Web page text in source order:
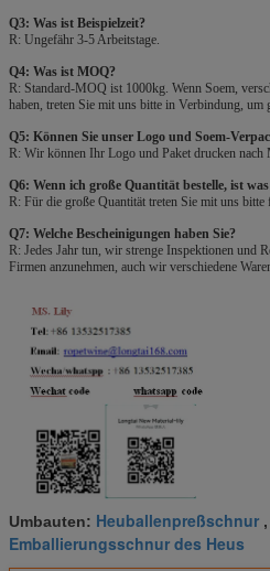
Q3: Was ist Beispielzeit?
R: Ungefähr 3-5 Arbeitstage.
Q4: Was ist MOQ?
R: Standard-MOQ ist 1000kg. Wenn Soem,
haben, treten Sie mit uns bitte in Verbindung, um
Q5: Können Sie unser Logo und Soem-
R: Wir können Ihr Logo und Paket drucken nach
Q6: Wenn ich große Quantität bestelle, ist
R: Für die große Quantität treten Sie mit uns
Q7: Welche Bescheinigungen haben Sie?
R: Jedes Jahr tun, wir strenge Inspektionen und
Firmen anzunehmen, auch wir verschiedene
Umbauten: Heuballenpreßschnur ,
Emballierungsschnur des Heus